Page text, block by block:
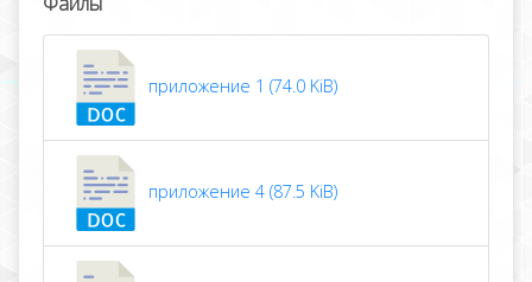
приложение 1 (74.0 KiB)
приложение 4 (87.5 KiB)